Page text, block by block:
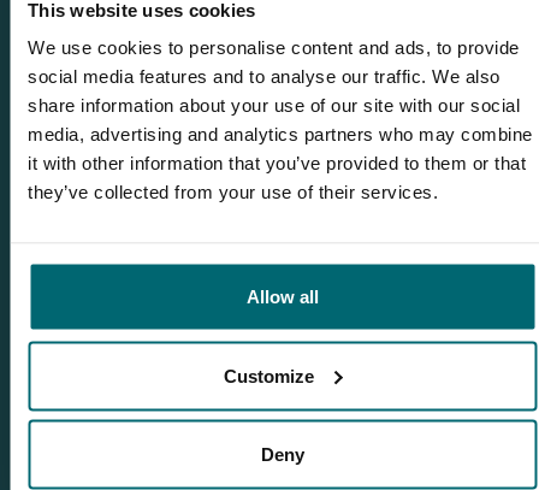
This website uses cookies
We use cookies to personalise content and ads, to provide
social media features and to analyse our traffic. We also
share information about your use of our site with our social
media, advertising and analytics partners who may combine
it with other information that you’ve provided to them or that
they’ve collected from your use of their services.
Allow all
Customize
Deny
WhatsApp+31 6 556 88 912
Gerelateerde blogs
Geslaagde visweek op Windmill Lake!
Lake!
Genieten op Windmill Lake & Windmill Family Lake!
Windmill Lake: een oerhollands stukje gastvrijheid in